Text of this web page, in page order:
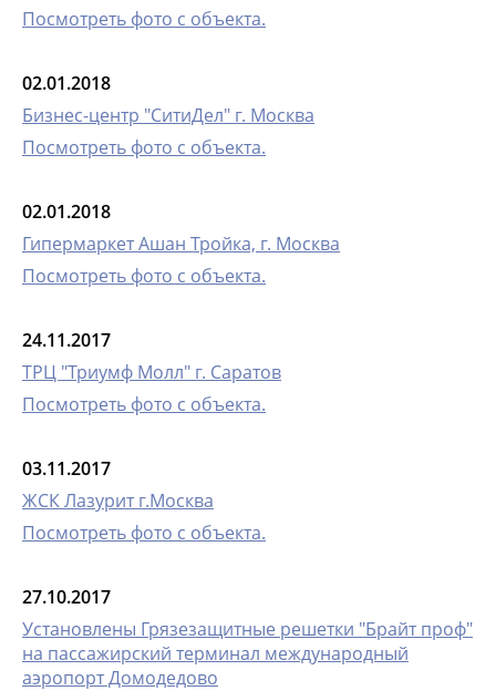
Посмотреть фото с объекта.
02.01.2018
Бизнес-центр "СитиДел" г. Москва
Посмотреть фото с объекта.
02.01.2018
Гипермаркет Ашан Тройка, г. Москва
Посмотреть фото с объекта.
24.11.2017
ТРЦ "Триумф Молл" г. Саратов
Посмотреть фото с объекта.
03.11.2017
ЖСК Лазурит г.Москва
Посмотреть фото с объекта.
27.10.2017
Установлены Грязезащитные решетки "Брайт проф"
на пассажирский терминал международный
аэропорт Домодедово